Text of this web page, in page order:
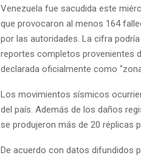
Venezuela fue sacudida este
que provocaron al menos 164
por las autoridades. La cifra
reportes completos provenientes
declarada oficialmente como
Los movimientos sísmicos
del país. Además de los daños
se produjeron más de 20 réplicas
De acuerdo con datos difundidos